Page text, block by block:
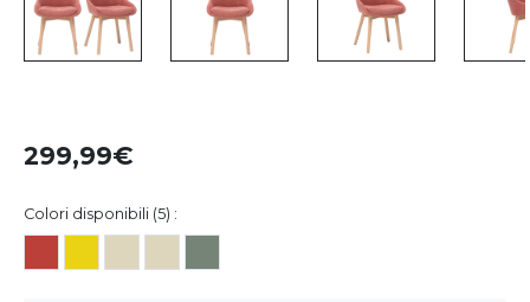
299,99
Colori disponibili (5) :